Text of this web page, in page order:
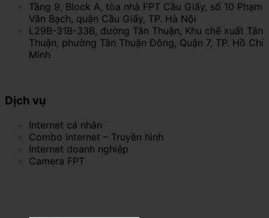
Tầng 9, Block A, tòa nhà FPT Cầu Giấy, số 10 Phạm
Văn Bạch, quận Cầu Giấy, TP. Hà Nội
L29B-31B-33B, đường Tân Thuận, Khu chế xuất Tân
Thuận, phường Tân Thuận Đông, Quận 7, TP. Hồ Chí
Minh
Dịch vụ
Internet cá nhân
Combo internet – Truyền hình
Internet doanh nghiệp
Camera FPT